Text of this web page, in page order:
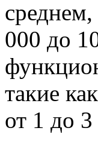
среднем,
000 до
такие
от 1 до 3